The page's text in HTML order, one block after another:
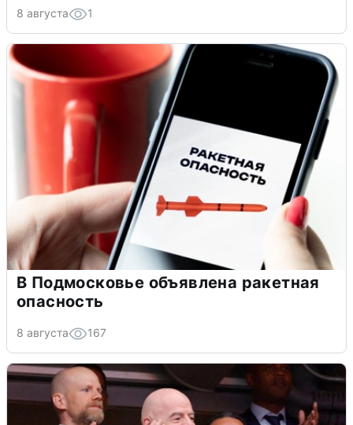
8 августа 1
В Подмосковье объявлена ракетная
опасность
8 августа 167